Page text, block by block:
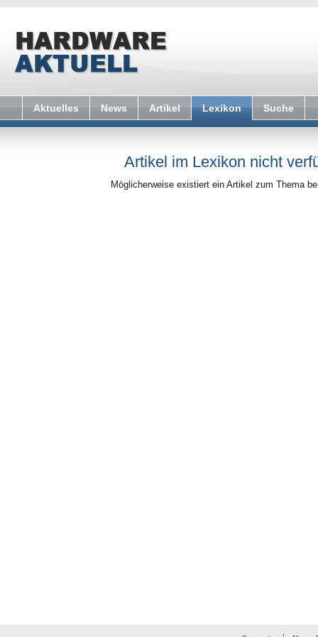
Aktuelles News Artikel Lexikon Suche
Artikel im Lexikon nicht
Möglicherweise existiert ein Artikel zum Thema